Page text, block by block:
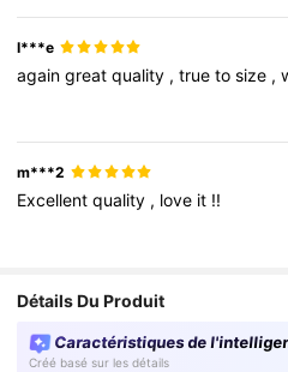
I***e
againgreatquality ,truetosize ,
m***2
Excellentquality , love it !!
Détails Du Produit
Caractéristiques de
Créé basé sur les détails